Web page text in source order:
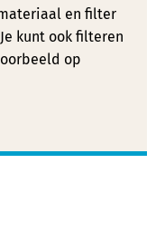
en filter
kunt ook filteren
op